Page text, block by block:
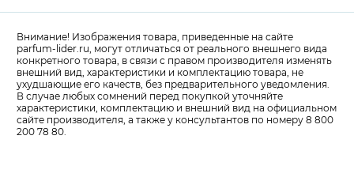
Внимание! Изображения товара, приведенные на сайте
parfum-lider.ru, могут отличаться от реального внешнего вида
конкретного товара, в связи с правом производителя изменять
внешний вид, характеристики и комплектацию товара, не
ухудшающие его качеств, без предварительного уведомления.
В случае любых сомнений перед покупкой уточняйте
характеристики, комплектацию и внешний вид на официальном
сайте производителя, а также у консультантов по номеру 8 800
200 78 80.